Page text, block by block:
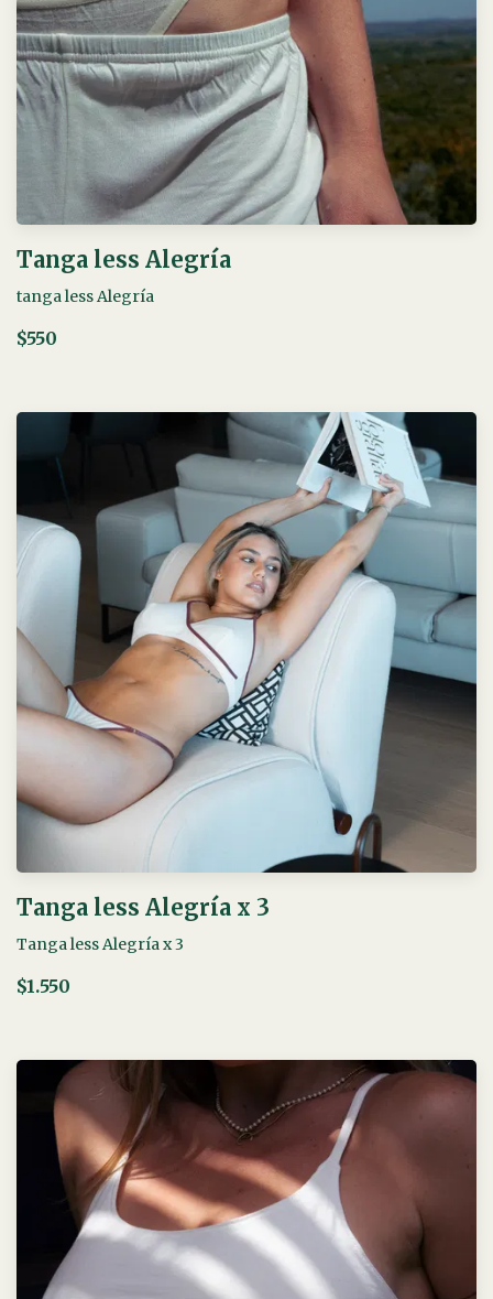
Tanga less Alegría
tanga less Alegría
$550
Tanga less Alegría x 3
Tanga less Alegría x 3
$1.550